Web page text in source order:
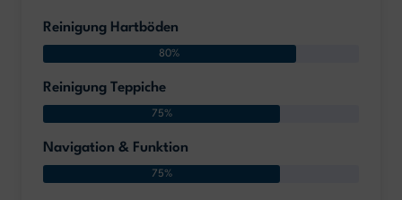
Reinigung Hartböden
80%
Reinigung Teppiche
75%
Navigation & Funktion
75%